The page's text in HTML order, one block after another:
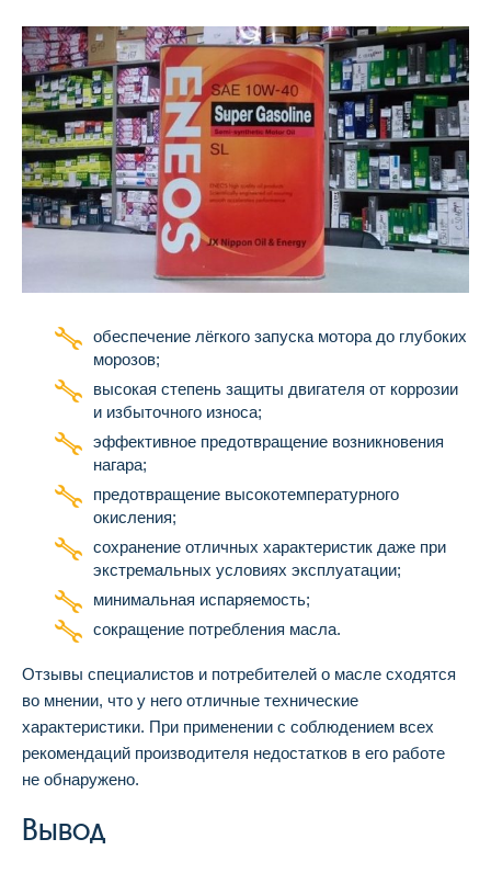
обеспечение лёгкого запуска мотора до глубоких
морозов;
высокая степень защиты двигателя от коррозии
и избыточного износа;
эффективное предотвращение возникновения
нагара;
предотвращение высокотемпературного
окисления;
сохранение отличных характеристик даже при
экстремальных условиях эксплуатации;
минимальная испаряемость;
сокращение потребления масла.
Отзывы специалистов и потребителей о масле сходятся
во мнении, что у него отличные технические
характеристики. При применении с соблюдением всех
рекомендаций производителя недостатков в его работе
не обнаружено.
Вывод